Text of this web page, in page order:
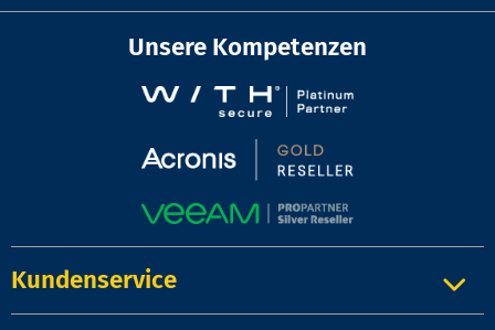
Unsere Kompetenzen
Kundenservice